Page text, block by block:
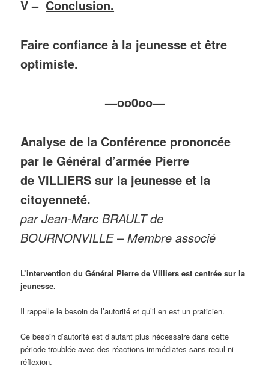
V – Conclusion.
Faire confiance à la jeunesse et être
optimiste.
—oo0oo—
Analyse de la Conférence prononcée
par le Général d’armée Pierre
de VILLIERS sur la jeunesse et la
citoyenneté.
par Jean-Marc BRAULT de
BOURNONVILLE– Membre associé
L’intervention du Général Pierre de Villiers est centrée sur la
jeunesse.
Il rappelle le besoin de l’autorité et qu’il en est un praticien.
Ce besoin d’autorité est d’autant plus nécessaire dans cette
période troublée avec des réactions immédiates sans recul ni
réflexion.